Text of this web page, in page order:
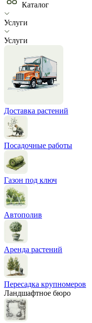
Каталог
Услуги
Услуги
Доставка растений
Посадочные работы
Газон под ключ
Автополив
Аренда растений
Пересадка крупномеров
Ландшафтное бюро